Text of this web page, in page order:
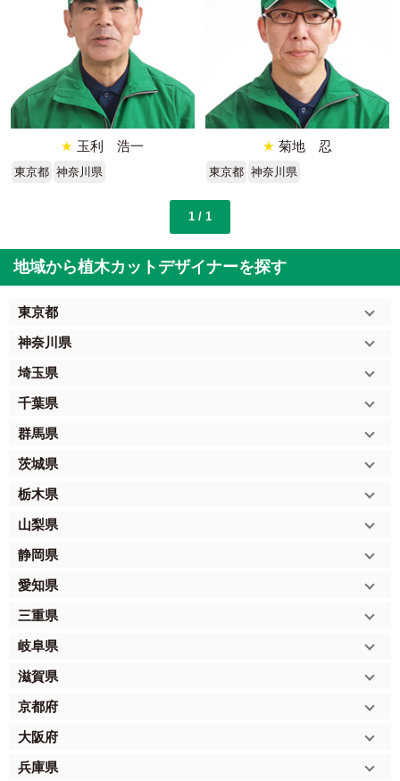
★ 玉利 浩一
東京都 神奈川県
★ 菊地 忍
東京都 神奈川県
1 / 1
地域から植木カットデザイナーを探す
東京都
神奈川県
埼玉県
千葉県
群馬県
茨城県
栃木県
山梨県
静岡県
愛知県
三重県
岐阜県
滋賀県
京都府
大阪府
兵庫県